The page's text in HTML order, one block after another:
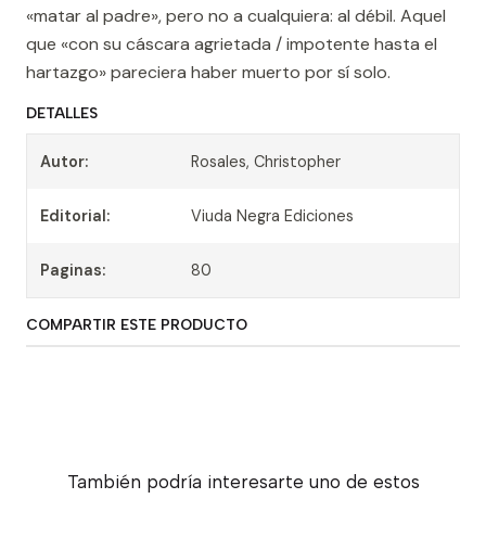
«matar al padre», pero no a cualquiera: al débil. Aquel
que «con su cáscara agrietada / impotente hasta el
hartazgo» pareciera haber muerto por sí solo.
DETALLES
Autor: Rosales, Christopher
Editorial: Viuda Negra Ediciones
Paginas: 80
COMPARTIR ESTE PRODUCTO
También podría interesarte uno de estos